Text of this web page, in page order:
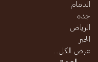
الدمام
جده
الرياض
الخبر
عرض الكل...